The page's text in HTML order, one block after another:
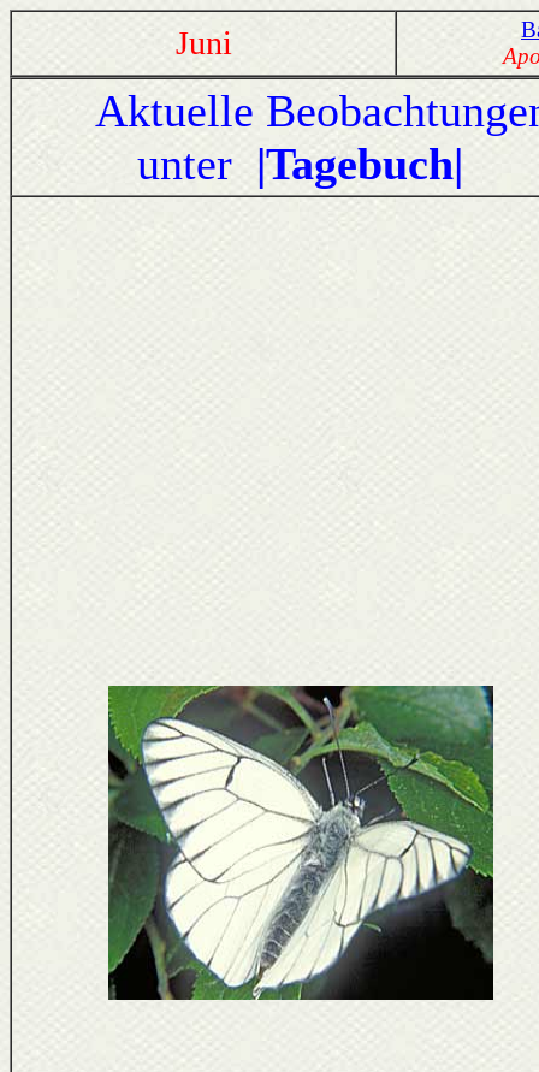
Juni
Aktuelle
unter |Tagebuch|